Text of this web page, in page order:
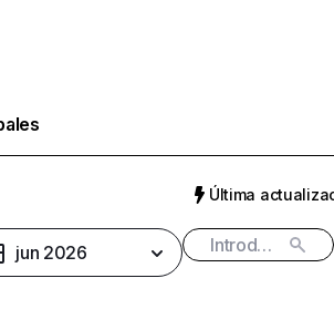
Última
jun 2026